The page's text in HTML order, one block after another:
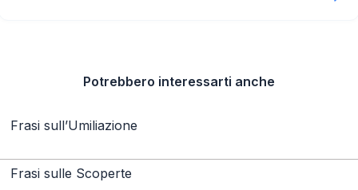
Potrebbero interessarti anche
Frasi sull’Umiliazione
Frasi sulle Scoperte